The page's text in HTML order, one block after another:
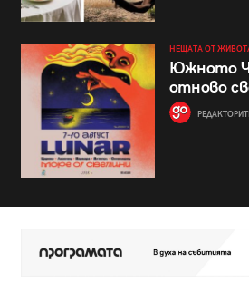
НЕЩАТА ОТ
Южното
отново